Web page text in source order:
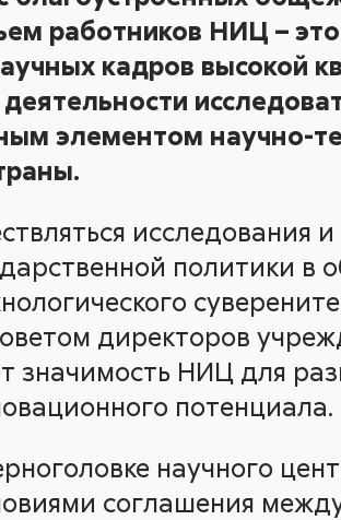
работников НИЦ –
кадров высокой
элементом научно-
исследования
политики в
директоров
значимость НИЦ для
потенциала.
научного
соглашения